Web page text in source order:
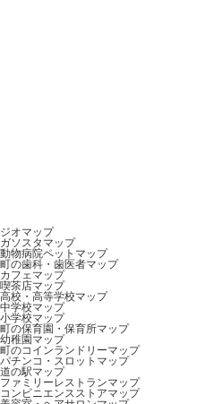
ジオマップ
ガソスタマップ
動物病院ペットマップ
町の歯科・歯医者マップ
カフェマップ
喫茶店マップ
高校・高等学校マップ
中学校マップ
小学校マップ
町の保育園・保育所マップ
幼稚園マップ
町のコインランドリーマップ
パチンコ・スロットマップ
道の駅マップ
ファミリーレストランマップ
コンビニエンスストアマップ